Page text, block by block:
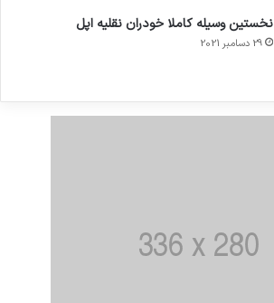
نخستین وسیله کاملا خودران نقلیه اپل
29 دسامبر 2021